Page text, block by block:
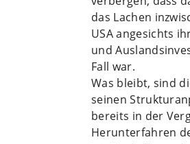
das Lachen
USA angesichts
und
Fall war.
Was bleibt, sind
seinen
bereits in der
Herunterfahren